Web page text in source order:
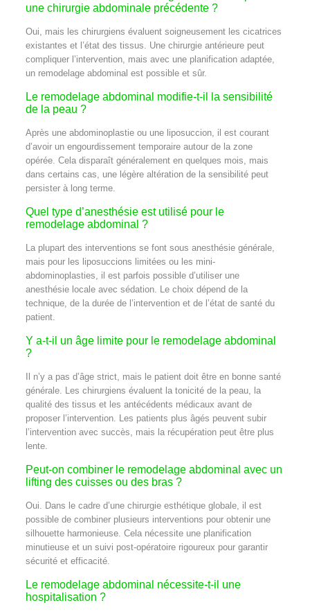
une chirurgie abdominale précédente ?
Oui, mais les chirurgiens évaluent soigneusement les cicatrices
existantes et l’état des tissus. Une chirurgie antérieure peut
compliquer l’intervention, mais avec une planification adaptée,
un remodelage abdominal est possible et sûr.
Le remodelage abdominal modifie-t-il la sensibilité
de la peau ?
Après une abdominoplastie ou une liposuccion, il est courant
d’avoir un engourdissement temporaire autour de la zone
opérée. Cela disparaît généralement en quelques mois, mais
dans certains cas, une légère altération de la sensibilité peut
persister à long terme.
Quel type d’anesthésie est utilisé pour le
remodelage abdominal ?
La plupart des interventions se font sous anesthésie générale,
mais pour les liposuccions limitées ou les mini-
abdominoplasties, il est parfois possible d’utiliser une
anesthésie locale avec sédation. Le choix dépend de la
technique, de la durée de l’intervention et de l’état de santé du
patient.
Y a-t-il un âge limite pour le remodelage abdominal
?
Il n’y a pas d’âge strict, mais le patient doit être en bonne santé
générale. Les chirurgiens évaluent la tonicité de la peau, la
qualité des tissus et les antécédents médicaux avant de
proposer l’intervention. Les patients plus âgés peuvent subir
l’intervention avec succès, mais la récupération peut être plus
lente.
Peut-on combiner le remodelage abdominal avec un
lifting des cuisses ou des bras ?
Oui. Dans le cadre d’une chirurgie esthétique globale, il est
possible de combiner plusieurs interventions pour obtenir une
silhouette harmonieuse. Cela nécessite une planification
minutieuse et un suivi post-opératoire rigoureux pour garantir
sécurité et efficacité.
Le remodelage abdominal nécessite-t-il une
hospitalisation ?